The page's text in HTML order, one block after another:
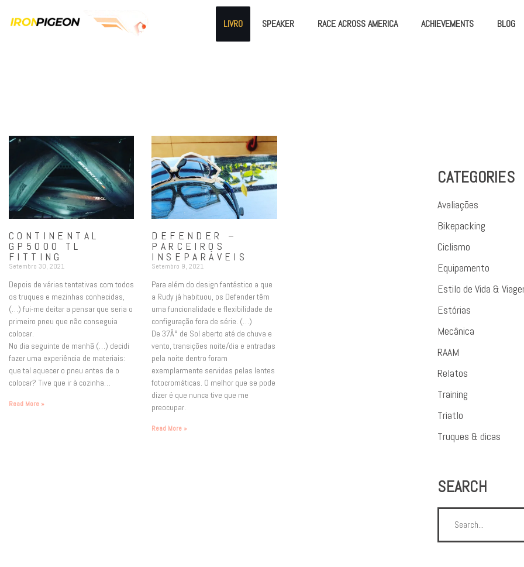
LIVRO SPEAKER RACE ACROSS AMERICA ACHIEVEMENTS BLOG
CONTINENTAL
GP5000 TL
FITTING
Setembro 30, 2021
Depois de várias tentativas com todos
os truques e mezinhas conhecidas,
(…) fui-me deitar a pensar que seria o
primeiro pneu que não conseguia
colocar.
No dia seguinte de manhã (…) decidi
fazer uma experiência de materiais:
que tal aquecer o pneu antes de o
colocar? Tive que ir à cozinha…
Read More »
DEFENDER –
PARCEIROS
INSEPARÁVEIS
Setembro 9, 2021
Para além do design fantástico a que
a Rudy já habituou, os Defender têm
uma funcionalidade e flexibilidade de
configuração fora de série. (…)
De 37Â° de Sol aberto até de chuva e
vento, transições noite/dia e entradas
pela noite dentro foram
exemplarmente servidas pelas lentes
fotocromáticas. O melhor que se pode
dizer é que nunca tive que me
preocupar.
Read More »
CATEGORIES
Avaliações
Bikepacking
Ciclismo
Equipamento
Estilo de Vida &
Estórias
Mecânica
RAAM
Relatos
Training
Triatlo
Truques & dicas
SEARCH